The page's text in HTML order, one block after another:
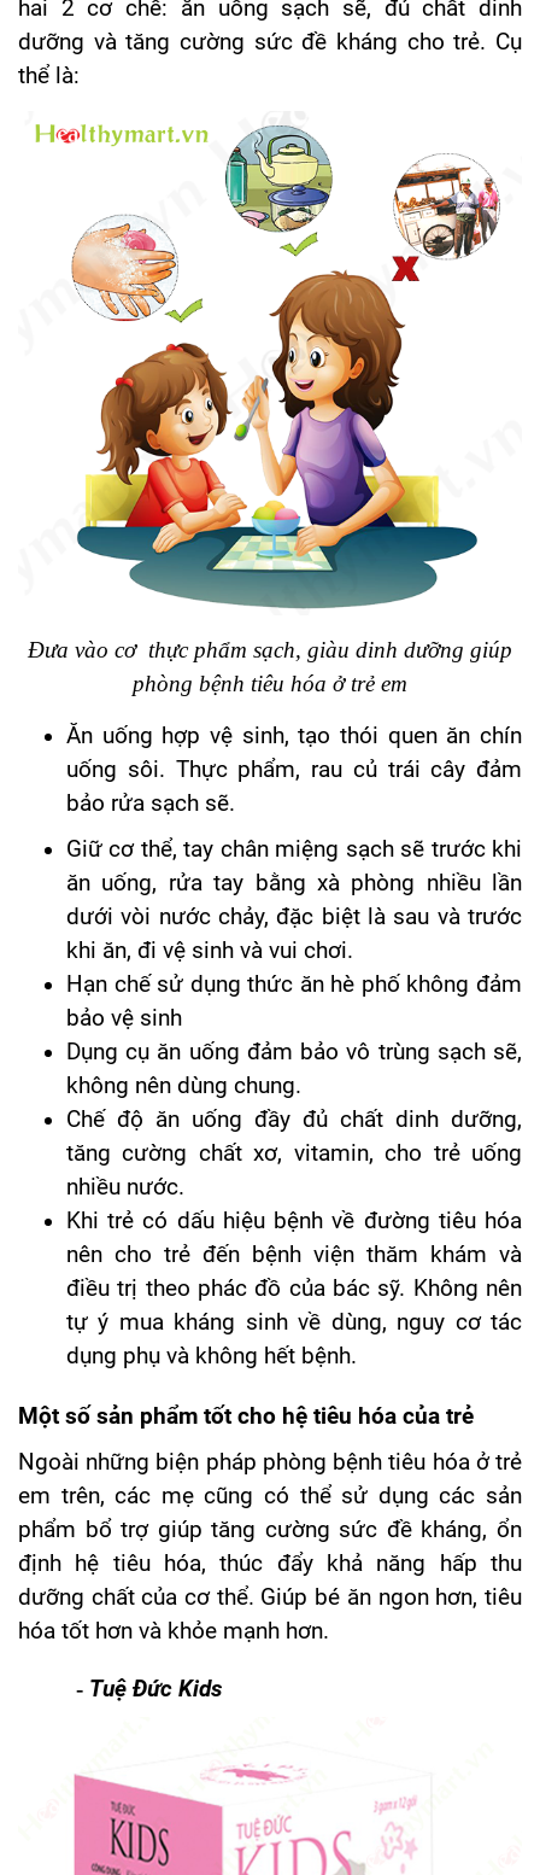
hai 2 cơ chế: ăn uống sạch sẽ, đủ chất dinh
dưỡng và tăng cường sức đề kháng cho trẻ. Cụ
thể là:
Đưa vào cơ thực phẩm sạch, giàu dinh dưỡng giúp
phòng bệnh tiêu hóa ở trẻ em
Ăn uống hợp vệ sinh, tạo thói quen ăn chín
uống sôi. Thực phẩm, rau củ trái cây đảm
bảo rửa sạch sẽ.
Giữ cơ thể, tay chân miệng sạch sẽ trước khi
ăn uống, rửa tay bằng xà phòng nhiều lần
dưới vòi nước chảy, đặc biệt là sau và trước
khi ăn, đi vệ sinh và vui chơi.
Hạn chế sử dụng thức ăn hè phố không đảm
bảo vệ sinh
Dụng cụ ăn uống đảm bảo vô trùng sạch sẽ,
không nên dùng chung.
Chế độ ăn uống đầy đủ chất dinh dưỡng,
tăng cường chất xơ, vitamin, cho trẻ uống
nhiều nước.
Khi trẻ có dấu hiệu bệnh về đường tiêu hóa
nên cho trẻ đến bệnh viện thăm khám và
điều trị theo phác đồ của bác sỹ. Không nên
tự ý mua kháng sinh về dùng, nguy cơ tác
dụng phụ và không hết bệnh.
Một số sản phẩm tốt cho hệ tiêu hóa của trẻ
Ngoài những biện pháp phòng bệnh tiêu hóa ở trẻ
em trên, các mẹ cũng có thể sử dụng các sản
phẩm bổ trợ giúp tăng cường sức đề kháng, ổn
định hệ tiêu hóa, thúc đẩy khả năng hấp thu
dưỡng chất của cơ thể. Giúp bé ăn ngon hơn, tiêu
hóa tốt hơn và khỏe mạnh hơn.
- Tuệ Đức Kids